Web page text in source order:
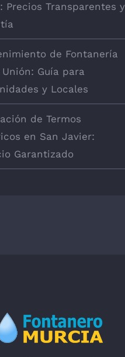
Precios Transparentes y
de Fontanería
Guía para
y Locales
de Termos
en San Javier:
Garantizado